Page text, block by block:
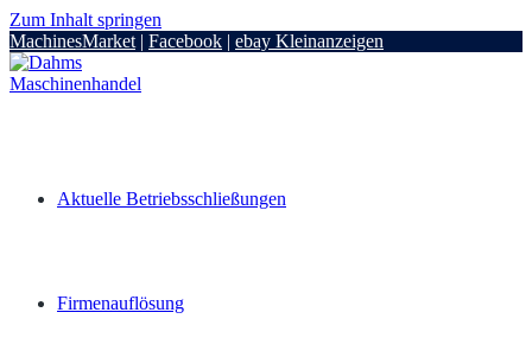
Zum Inhalt springen
MachinesMarket | Facebook | ebay Kleinanzeigen
Aktuelle Betriebsschließungen
Firmenauflösung